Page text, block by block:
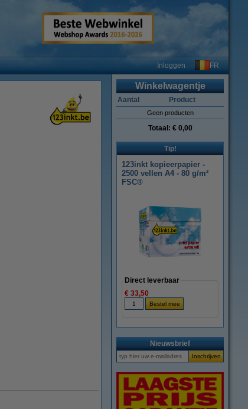
Inloggen FR
Winkelwagentje
Aantal Product
Geen producten
Totaal: € 0,00
Tip!
123inkt kopieerpapier -
2500 vellen A4 - 80 g/m²
FSC®
Direct leverbaar
€ 33,50
Nieuwsbrief